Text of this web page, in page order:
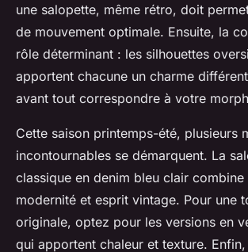
une salopette, même rétro, doit
de mouvement optimale. Ensuite, la
rôle déterminant : les silhouettes
apportent chacune un charme
avant tout correspondre à votre
Cette saison printemps-été, plusieurs
incontournables se démarquent. La
classique en denim bleu clair
modernité et esprit vintage. Pour une
originale, optez pour les versions en
qui apportent chaleur et texture.